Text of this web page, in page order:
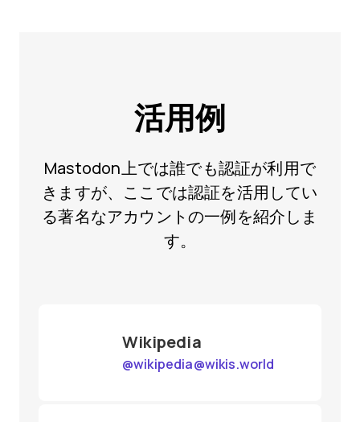
活用例
Mastodon上では誰でも認証が利用で
きますが、ここでは認証を活用してい
る著名なアカウントの一例を紹介しま
す。
Wikipedia
@wikipedia@wikis.world